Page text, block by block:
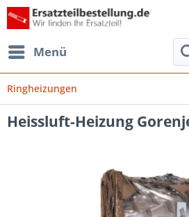
Menü
Ringheizungen
Heissluft-Heizung